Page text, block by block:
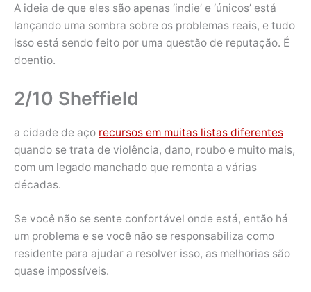
A ideia de que eles são apenas ‘indie’ e ‘únicos’ está
lançando uma sombra sobre os problemas reais, e tudo
isso está sendo feito por uma questão de reputação. É
doentio.
2/10 Sheffield
a cidade de aço recursos em muitas listas diferentes
quando se trata de violência, dano, roubo e muito mais,
com um legado manchado que remonta a várias
décadas.
Se você não se sente confortável onde está, então há
um problema e se você não se responsabiliza como
residente para ajudar a resolver isso, as melhorias são
quase impossíveis.